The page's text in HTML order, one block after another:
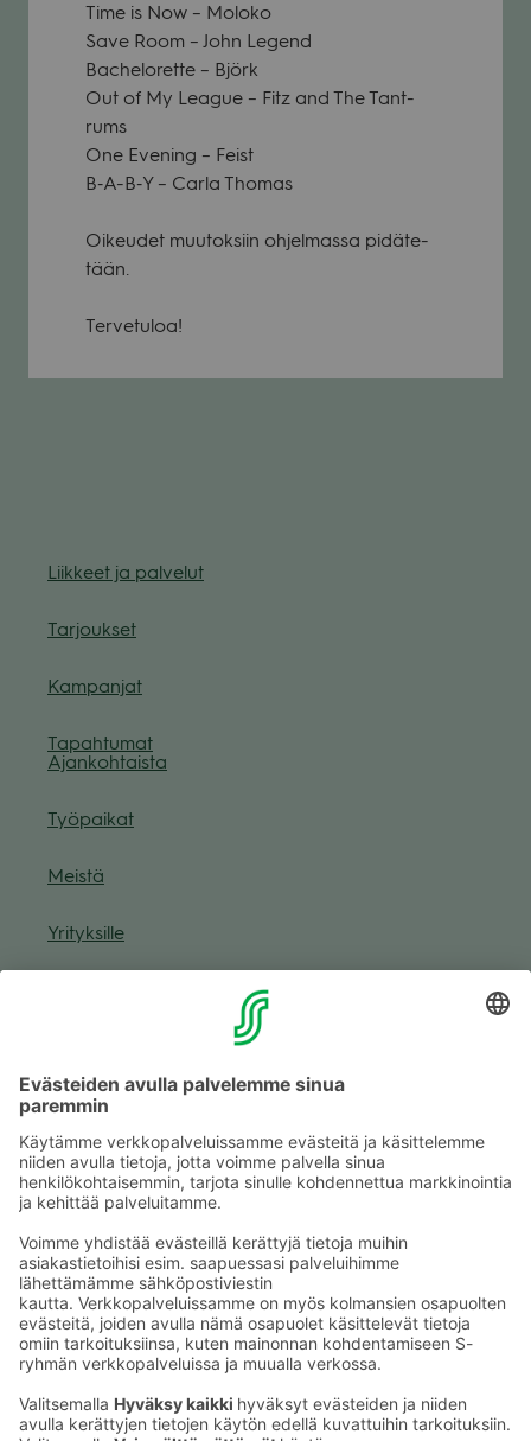
Time is Now – Moloko
Save Room – John Legend
Bac­he­lo­rette – Björk
Out of My Lea­gue – Fitz and The Tant­
rums
One Eve­ning – Feist
B‑A-B‑Y – Carla Tho­mas
Oikeu­det muu­tok­siin ohjel­massa pidä­te­
tään.
Ter­ve­tu­loa!
Liik­keet ja pal­ve­lut
Tar­jouk­set
Kam­pan­jat
Tapah­tu­mat
Ajan­koh­taista
Työ­pai­kat
Meistä
Yri­tyk­sille
Muuta eväs­tea­se­tuk­sia & eväs­tein­for­maa­tio
Tie­to­suo­ja­se­loste (Arina)
Kaup­pa­kes­kus
Ma-pe
9–20
La
9–19
Su
11–18
Katso poik­keus­au­kio­lottäältä